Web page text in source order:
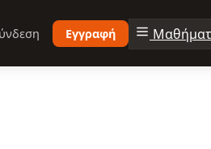
Εγγραφή